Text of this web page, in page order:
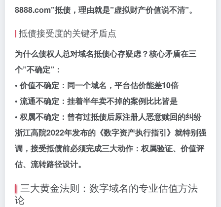
8888.com”抵债，理由就是”虚拟财产价值说不清”。
抵债接受度的关键矛盾点
为什么债权人总对域名抵债心存疑虑？核心矛盾在三
个”不确定”：
• 价值不确定：同一个域名，平台估价能差10倍
• 流通不确定：挂着半年卖不掉的案例比比皆是
• 权属不确定：曾有过抵债后原注册人恶意赎回的纠纷
浙江高院2022年发布的《数字资产执行指引》就特别强
调，接受抵债前必须完成三大动作：权属验证、价值评
估、流转路径设计。
三大黄金法则：数字域名的专业估值方法
论